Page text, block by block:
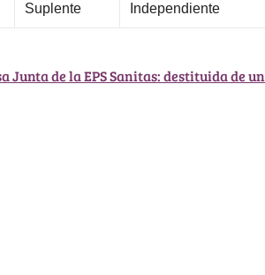
Suplente Independiente
Junta de la EPS Sanitas: destituida de un